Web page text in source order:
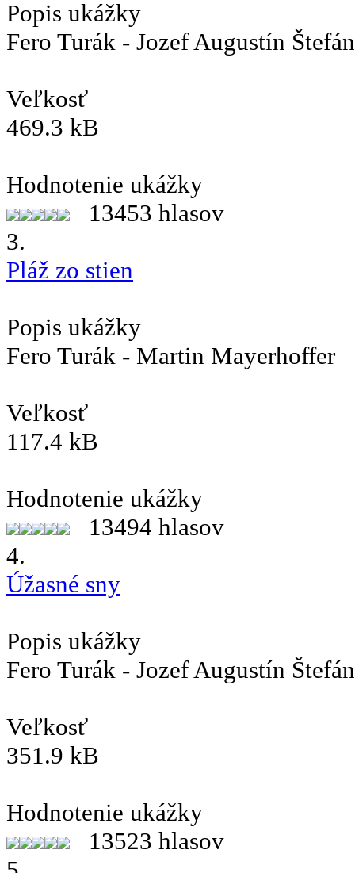
Popis ukážky
Fero Turák - Jozef Augustín
Veľkosť
469.3 kB
Hodnotenie ukážky
13453 hlasov
3.
Pláž zo stien
Popis ukážky
Fero Turák - Martin Mayerhoffer
Veľkosť
117.4 kB
Hodnotenie ukážky
13494 hlasov
4.
Úžasné sny
Popis ukážky
Fero Turák - Jozef Augustín
Veľkosť
351.9 kB
Hodnotenie ukážky
13523 hlasov